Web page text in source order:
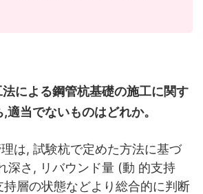
による鋼管杭基礎の施工に関す
適当でないものはどれか。
は, 試験杭で定めた方法に基づ
深さ, リバウンド量 (動 的支持
持層の状態などより総合的に判断